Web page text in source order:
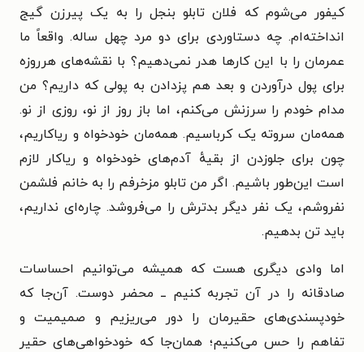
کیفور می‌شوم که فلان تابلو بنجل را به یک پیرزن گیج
انداخته‌ام. چه دستاوردی برای دو مرد چهل ساله. واقعاً ما
عمرمان را با این کارها هدر نمی‌دهیم؟ با نقشه‌های هرروزه
برای پول درآوردن و بعد هم پزدادن به پولی که داریم؟ من
مدام خودم را سرزنش می‌کنم، اما باز روز از نو، روزی از نو.
همه‌مان سروته یک کرباسیم. همه‌مان خودخواه و ریاکاریم،
چون برای جلوزدن از بقیهٔ آدم‌های خودخواه و ریاکار لازم
است این‌طور باشیم. اگر من تابلو مزخرفم را به خانم فلشمن
نفروشم، یک نفر دیگر بدترش را می‌فروشد. چاره‌ای نداریم،
باید تن بدهیم.
اما وادی دیگری هست که همیشه می‌توانیم احساسات
صادقانه را در آن تجربه کنیم ــ محضر دوست. آن‌جا که
خودپسندی‌های حقیرمان را دور می‌ریزیم و صمیمیت و
تفاهم را حس می‌کنیم؛ همان‌جا که خودخواهی‌های حقیر